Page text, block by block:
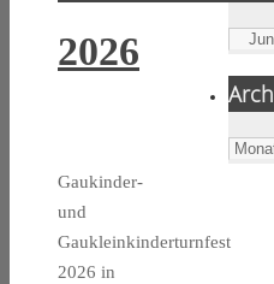
2026
Gaukinder-
und
Gaukleinkinderturnfest
2026 in